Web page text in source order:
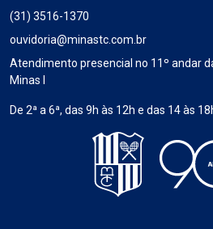
(31) 3516-1370
ouvidoria@minastc.com.br
Atendimento presencial no 11º andar
Minas I
De 2ª a 6ª, das 9h às 12h e das 14 às